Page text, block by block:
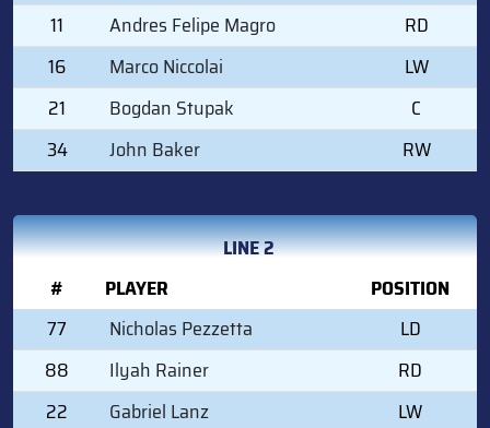
11
Andres Felipe Magro
RD
16
Marco Niccolai
LW
21
Bogdan Stupak
C
34
John Baker RW
LINE 2
#
PLAYER
POSITION
77
Nicholas Pezzetta
LD
88
Ilyah Rainer
RD
22
Gabriel Lanz
LW